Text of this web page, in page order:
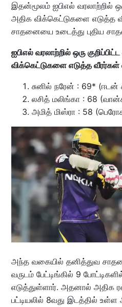
இதன்மூலம் ஐபிஎல் வரலாற்றில்
அதிக விக்கெட்டுகளை எடுத்த
சாதனையை உடைத்து புதிய
ஐபிஎல் வரலாற்றில் ஒரு
விக்கெட்டுகளை எடுத்த வீரர்கள்
சுனில் நரேன் : 69*
லசித் மலிங்கா : 68
அமித் மிஸ்ரா : 58
அந்த வகையில் தனித்துவ
வருடம் பேட்டிங்கில் 9
எடுத்துள்ளார். அதனால் அதிக
பட்டியலில் 8வது இடத்தில்